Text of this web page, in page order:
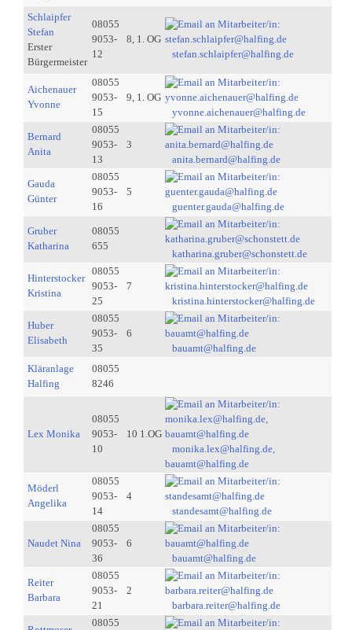
Schlaipfer
Stefan
Erster
Bürgermeister
08055
9053-
12
8, 1. OG
stefan.schlaipfer@halfing.de
Aichenauer
Yvonne
08055
9053-
15
9, 1. OG
yvonne.aichenauer@halfing.de
Bernard
Anita
08055
9053-
13
3
anita.bernard@halfing.de
Gauda
Günter
08055
9053-
16
5
guenter.gauda@halfing.de
Gruber
Katharina
08055
655
katharina.gruber@schonstett.de
Hinterstocker
Kristina
08055
9053-
25
7
kristina.hinterstocker@halfing.de
Huber
Elisabeth
08055
9053-
35
6
bauamt@halfing.de
Kläranlage
Halfing
08055
8246
Lex Monika
08055
9053-
10
10 1.OG
monika.lex@halfing.de,
bauamt@halfing.de
Möderl
Angelika
08055
9053-
14
4
standesamt@halfing.de
Naudet Nina
08055
9053-
36
6
bauamt@halfing.de
Reiter
Barbara
08055
9053-
21
2
barbara.reiter@halfing.de
08055